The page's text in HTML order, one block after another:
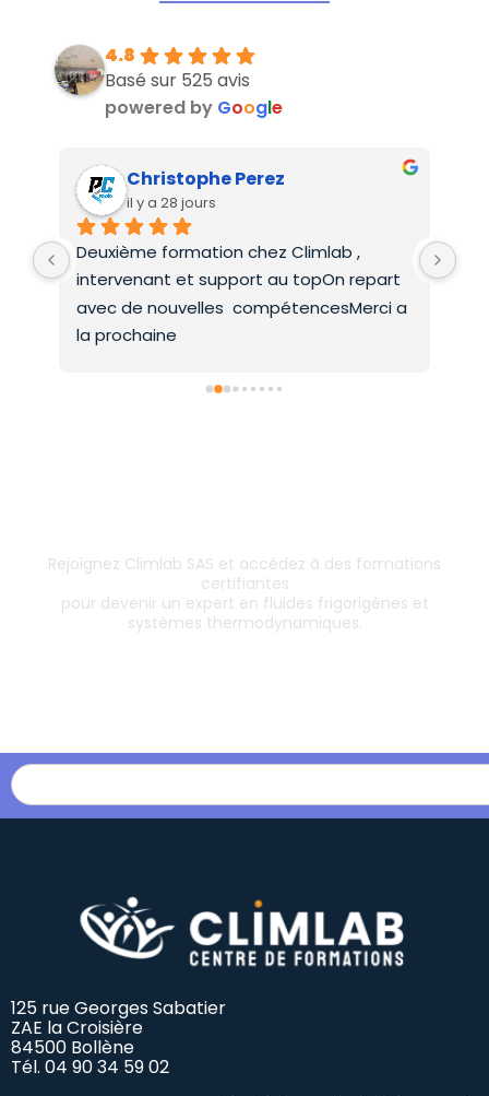
4.8
Basé sur 525 avis
powered by Google
Christophe Perez
il y a 28 jours
Deuxième formation chez Climlab ,
intervenant et support au topOn repart
avec de nouvelles  compétencesMerci a
la prochaine
Rejoignez Climlab SAS et accédez à des formations
certifiantes
pour devenir un expert en fluides frigorigènes et
systèmes thermodynamiques.
125 rue Georges Sabatier
ZAE la Croisière
84500 Bollène
Tél. 04 90 34 59 02